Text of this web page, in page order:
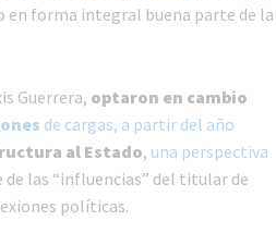
en forma integral buena parte de la
Guerrera, optaron en cambio
de cargas, a partir del año
al Estado, una perspectiva
de las “influencias” del titular de
políticas.